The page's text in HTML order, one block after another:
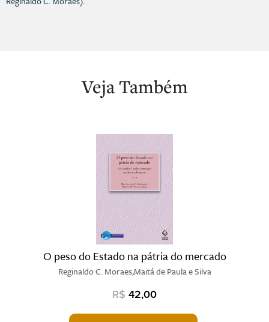
Veja Também
O peso do Estado na pátria do mercado
Reginaldo C. Moraes,Maitá de Paula e Silva
R$ 42,00